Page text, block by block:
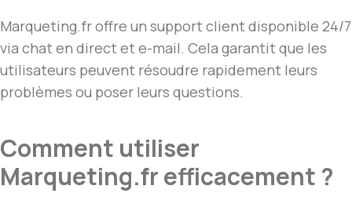
Marqueting.fr offre un support client disponible 24/7
via chat en direct et e-mail. Cela garantit que les
utilisateurs peuvent résoudre rapidement leurs
problèmes ou poser leurs questions.
Comment utiliser
Marqueting.fr efficacement ?